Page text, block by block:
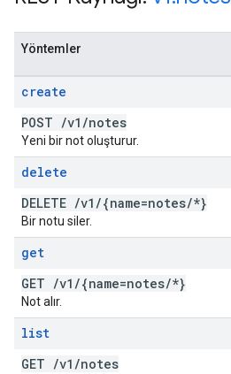
Yöntemler
create
POST /v1 /notes
Yeni bir not oluşturur.
delete
DELETE /v1 /{name=notes/*}
Bir notu siler.
get
GET /v1 /{name=notes/*}
Not alır.
list
GET /v1 /notes